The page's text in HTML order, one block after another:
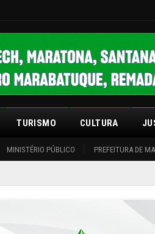
MINISTÉRIO PÚBLICO PREFEITURA DE
TURISMO CULTURA